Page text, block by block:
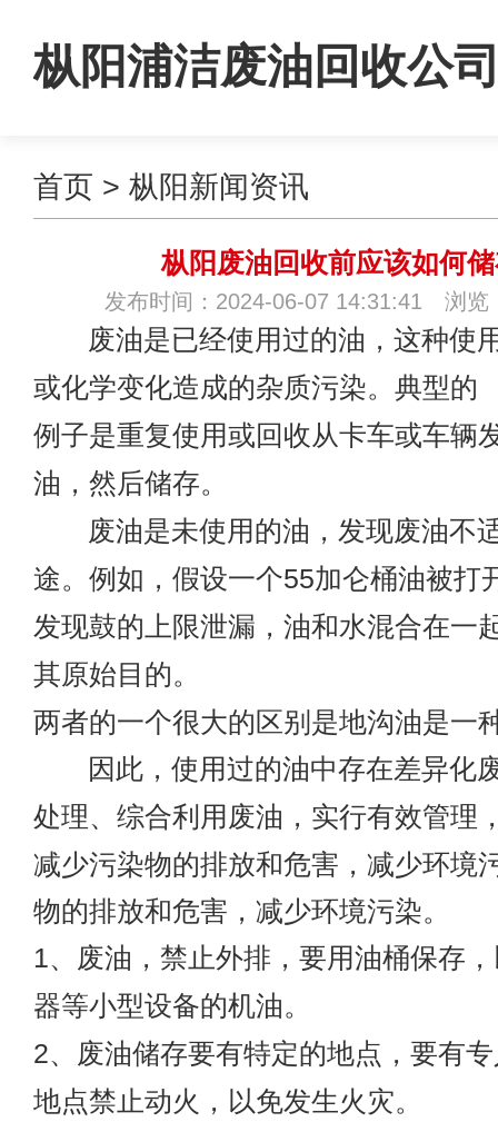
枞阳浦洁废油回收公
首页 > 枞阳新闻资讯
枞阳废油回收前应该如何
发布时间：2024-06-07 14:31:41 浏览
废油是已经使用过的油，这种使
或化学变化造成的杂质污染。典型的
例子是重复使用或回收从卡车或车辆
油，然后储存。
废油是未使用的油，发现废油不
途。例如，假设一个55加仑桶油被打
发现鼓的上限泄漏，油和水混合在一
其原始目的。
两者的一个很大的区别是地沟油是一
因此，使用过的油中存在差异化
处理、综合利用废油，实行有效管理
减少污染物的排放和危害，减少环境
物的排放和危害，减少环境污染。
1、废油，禁止外排，要用油桶保存
器等小型设备的机油。
2、废油储存要有特定的地点，要有
地点禁止动火，以免发生火灾。